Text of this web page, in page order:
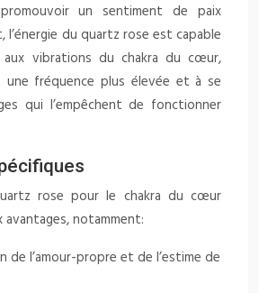
un sentiment de paix
l’énergie du quartz rose est capable
vibrations du chakra du cœur,
une fréquence plus élevée et à se
qui l’empêchent de fonctionner
rose pour le chakra du cœur
notamment:
de l’amour-propre et de l’estime de